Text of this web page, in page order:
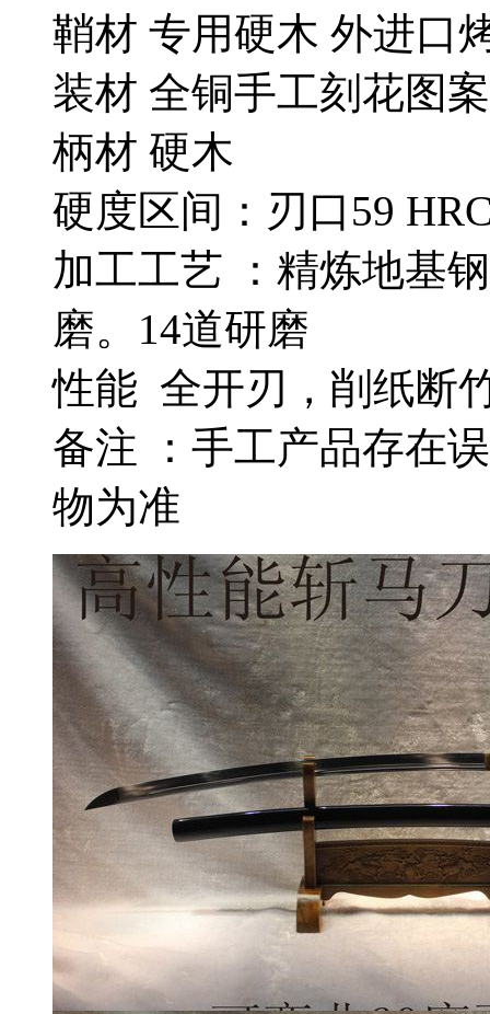
鞘材 专用硬木 外进口
装材 全铜手工刻花图案
柄材 硬木
硬度区间：刃口59
加工工艺 ：精炼地基
磨。14道研磨
性能 全开刃，削纸断
备注 ：手工产品存在
物为准